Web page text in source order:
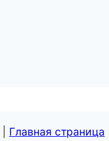
Главная страница